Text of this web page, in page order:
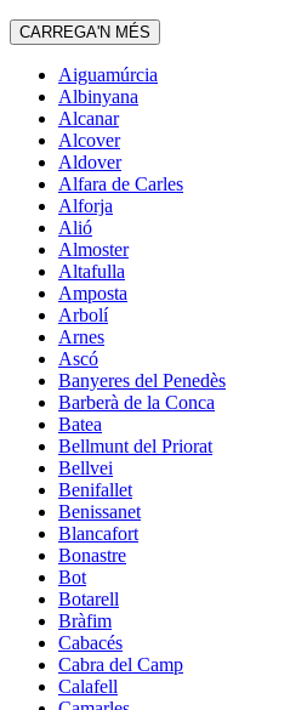
CARREGA'N MÉS
Aiguamúrcia
Albinyana
Alcanar
Alcover
Aldover
Alfara de Carles
Alforja
Alió
Almoster
Altafulla
Amposta
Arbolí
Arnes
Ascó
Banyeres del Penedès
Barberà de la Conca
Batea
Bellmunt del Priorat
Bellvei
Benifallet
Benissanet
Blancafort
Bonastre
Bot
Botarell
Bràfim
Cabacés
Cabra del Camp
Calafell